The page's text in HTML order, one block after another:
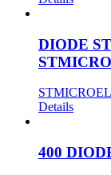
DIODE
Details
400